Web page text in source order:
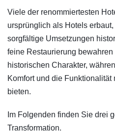
Viele der renommiertesten
ursprünglich als Hotels
sorgfältige Umsetzungen
feine Restaurierung
historischen Charakter,
Komfort und die Funktionalität
bieten.
Im Folgenden finden Sie drei
Transformation.